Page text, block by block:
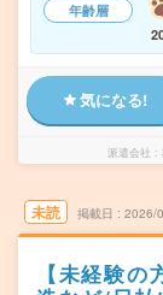
年齢層
気になる!
派遣会社
未読 掲載日 2026/
【未経験